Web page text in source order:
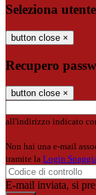
Seleziona utente
button close ×
Recupero
button close ×
all'indirizzo indicato
Non hai una e-mail
tramite la Login
E-mail inviata, si